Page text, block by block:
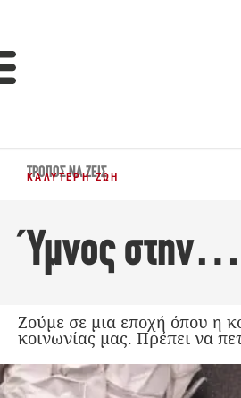
ΤΡΌΠΟΣ ΝΑ ΖΕΙΣ
ΚΑΛΎΤΕΡΗ ΖΩΉ
Ύμνος στην…
Ζούμε σε μια εποχή όπου η
κοινωνίας μας. Πρέπει να